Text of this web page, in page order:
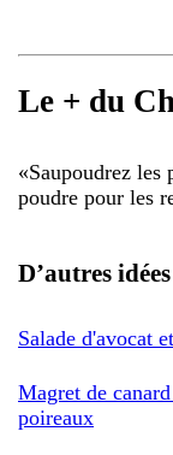
Le + du
«Saupoudrez les
poudre pour les
D’autres
Salade d'avocat
Magret de
poireaux